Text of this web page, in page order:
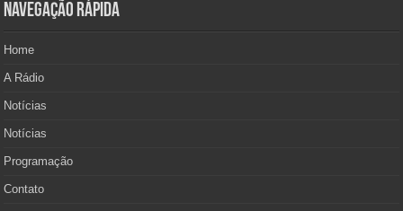
Navegação Rápida
Home
A Rádio
Notícias
Notícias
Programação
Contato